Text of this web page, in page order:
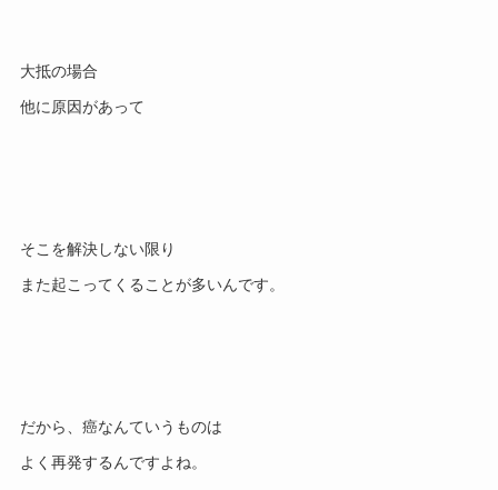
大抵の場合
そこを解決しない限り
だから、癌なんていうものは